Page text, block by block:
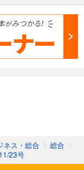
試し読み
カート
ネス・総合 〉 総合 〉
23号